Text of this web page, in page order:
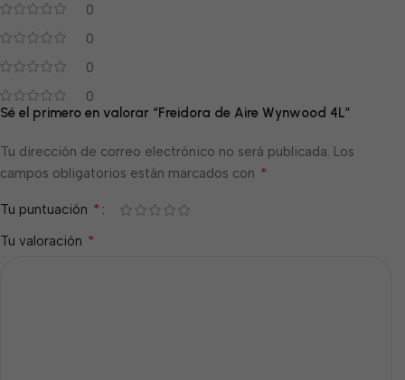
0
0
0
0
Sé el primero en valorar “Freidora de Aire Wynwood 4L”
Tu dirección de correo electrónico no será publicada. Los
campos obligatorios están marcados con *
Tu puntuación *
Tu valoración *